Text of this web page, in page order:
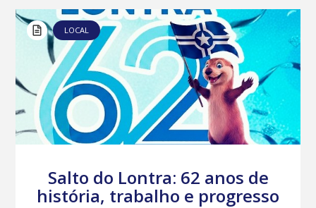
LOCAL
Salto do Lontra: 62 anos de
história, trabalho e progresso